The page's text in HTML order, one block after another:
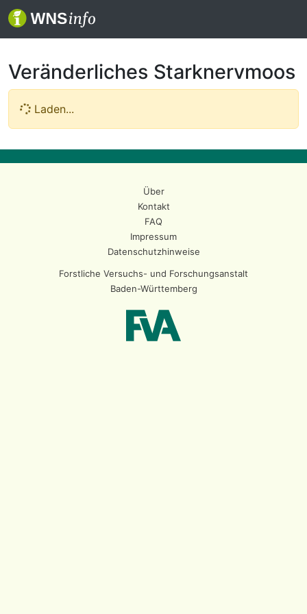
Veränderliches Starknervmoos
Laden...
Über
Kontakt
FAQ
Impressum
Datenschutzhinweise
Forstliche Versuchs- und Forschungsanstalt
Baden-Württemberg